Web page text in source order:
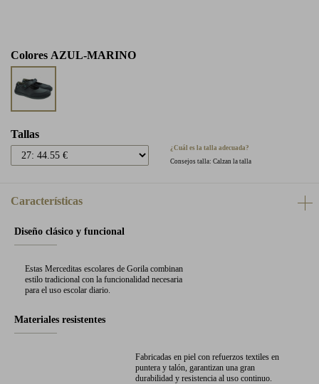
Colores AZUL-MARINO
Tallas
¿Cuál es la talla adecuada?
Consejos talla: Calzan la talla
Características
Diseño clásico y funcional
Estas Merceditas escolares de Gorila combinan
estilo tradicional con la funcionalidad necesaria
para el uso escolar diario.
Materiales resistentes
Fabricadas en piel con refuerzos textiles en
puntera y talón, garantizan una gran
durabilidad y resistencia al uso continuo.